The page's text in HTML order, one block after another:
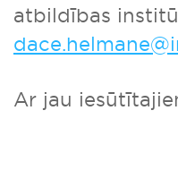
atbildības
Ar jau